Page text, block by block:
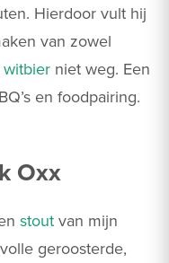
Hierdoor vult hij
van zowel
witbier niet weg. Een
en foodpairing.
Oxx
stout van mijn
geroosterde,